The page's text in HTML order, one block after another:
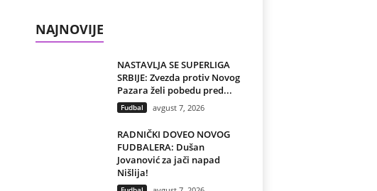
NAJNOVIJE
NASTAVLJA SE SUPERLIGA
SRBIJE: Zvezda protiv Novog
Pazara želi pobedu pred...
Fudbal avgust 7, 2026
RADNIČKI DOVEO NOVOG
FUDBALERA: Dušan
Jovanović za jači napad
Nišlija!